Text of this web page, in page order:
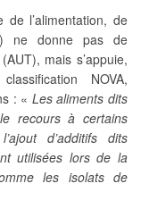
de l’alimentation, de
ne donne pas de
mais s’appuie,
NOVA,
: « Les aliments dits
recours à certains
d’additifs dits
utilisées lors de la
les isolats de